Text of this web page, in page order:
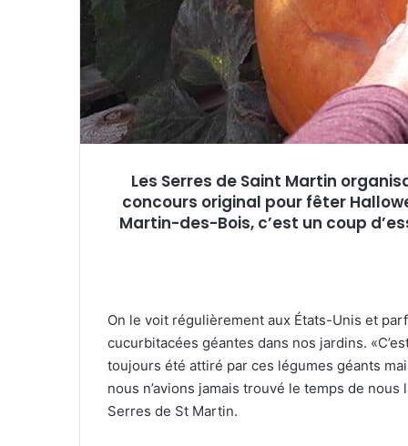
e
l
Les Serres de Saint Martin
concours original pour fêter
Martin-des-Bois, c’est un coup
On le voit régulièrement aux États-Unis et
cucurbitacées géantes dans nos jardins.
toujours été attiré par ces légumes géants
nous n’avions jamais trouvé le temps de
Serres de St Martin.